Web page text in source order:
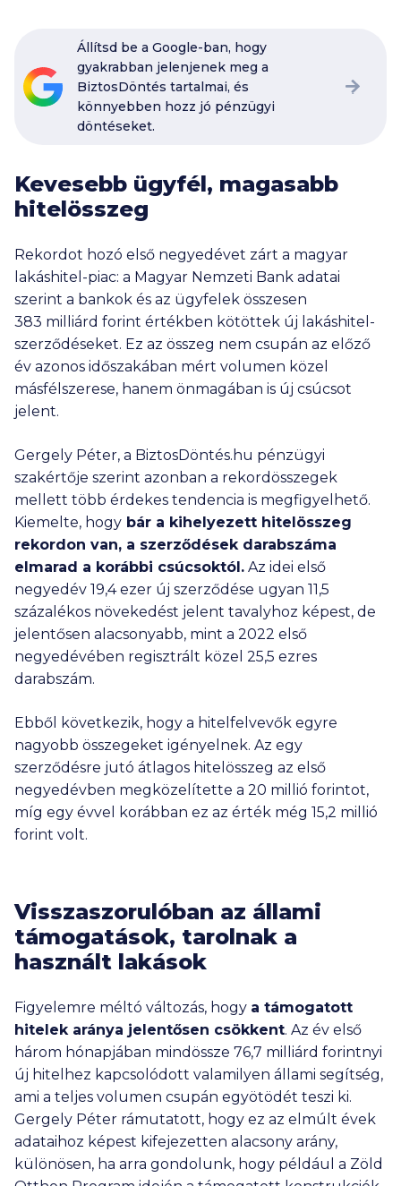
Állítsd be a Google-ban, hogy
gyakrabban jelenjenek meg a
BiztosDöntés tartalmai, és
könnyebben hozz jó pénzügyi
döntéseket.
Kevesebb ügyfél, magasabb
hitelösszeg
Rekordot hozó első negyedévet zárt a magyar
lakáshitel-piac: a Magyar Nemzeti Bank adatai
szerint a bankok és az ügyfelek összesen
383 milliárd forint értékben kötöttek új lakáshitel-
szerződéseket. Ez az összeg nem csupán az előző
év azonos időszakában mért volumen közel
másfélszerese, hanem önmagában is új csúcsot
jelent.
Gergely Péter, a BiztosDöntés.hu pénzügyi
szakértője szerint azonban a rekordösszegek
mellett több érdekes tendencia is megfigyelhető.
Kiemelte, hogy bár a kihelyezett hitelösszeg
rekordon van, a szerződések darabszáma
elmarad a korábbi csúcsoktól. Az idei első
negyedév 19,4 ezer új szerződése ugyan 11,5
százalékos növekedést jelent tavalyhoz képest, de
jelentősen alacsonyabb, mint a 2022 első
negyedévében regisztrált közel 25,5 ezres
darabszám.
Ebből következik, hogy a hitelfelvevők egyre
nagyobb összegeket igényelnek. Az egy
szerződésre jutó átlagos hitelösszeg az első
negyedévben megközelítette a 20 millió forintot,
míg egy évvel korábban ez az érték még 15,2 millió
forint volt.
Visszaszorulóban az állami
támogatások, tarolnak a
használt lakások
Figyelemre méltó változás, hogy a támogatott
hitelek aránya jelentősen csökkent. Az év első
három hónapjában mindössze 76,7 milliárd forintnyi
új hitelhez kapcsolódott valamilyen állami segítség,
ami a teljes volumen csupán egyötödét teszi ki.
Gergely Péter rámutatott, hogy ez az elmúlt évek
adataihoz képest kifejezetten alacsony arány,
különösen, ha arra gondolunk, hogy például a Zöld